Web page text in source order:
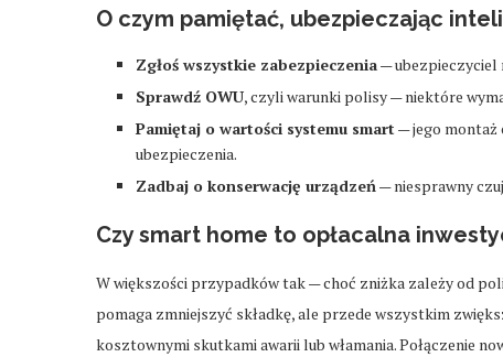
O czym pamiętać, ubezpieczając
Zgłoś wszystkie zabezpieczenia— ubezpieczyciel
Sprawdź OWU, czyli warunki polisy — niektóre
Pamiętaj o wartości systemu smart — jego montaż
ubezpieczenia.
Zadbaj o konserwację urządzeń— niesprawny
Czy smart home to opłacalna
W większości przypadków tak — choć zniżka zależy od
pomaga zmniejszyć składkę, ale przede wszystkim
kosztownymi skutkami awarii lub włamania. Połączenie